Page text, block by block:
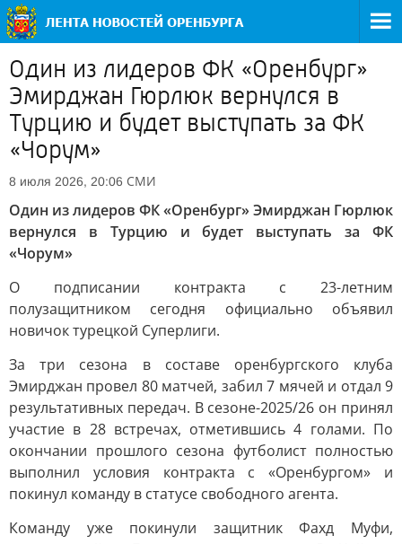
Один из лидеров ФК «Оренбург»
Эмирджан Гюрлюк вернулся в
Турцию и будет выступать за ФК
«Чорум»
8 июля 2026, 20:06 СМИ
Один из лидеров ФК «Оренбург» Эмирджан Гюрлюк
вернулся в Турцию и будет выступать за ФК
«Чорум»
О подписании контракта с 23-летним
полузащитником сегодня официально объявил
новичок турецкой Суперлиги.
За три сезона в составе оренбургского клуба
Эмирджан провел 80 матчей, забил 7 мячей и отдал 9
результативных передач. В сезоне-2025/26 он принял
участие в 28 встречах, отметившись 4 голами. По
окончании прошлого сезона футболист полностью
выполнил условия контракта с «Оренбургом» и
покинул команду в статусе свободного агента.
Команду уже покинули защитник Фахд Муфи,